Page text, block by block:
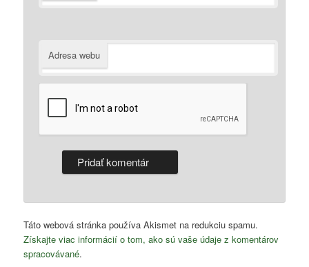
Adresa webu
Táto webová stránka používa Akismet na redukciu spamu.
Získajte viac informácií o tom, ako sú vaše údaje z komentárov
spracovávané.